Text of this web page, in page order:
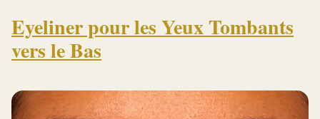
Eyeliner pour les Yeux Tombants
vers le Bas